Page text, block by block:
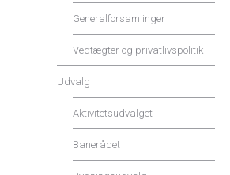
Generalforsamlinger
Vedtægter og privatlivspolitik
Udvalg
Aktivitetsudvalget
Banerådet